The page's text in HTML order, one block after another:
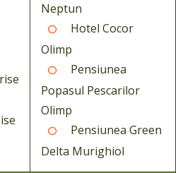
Neptun
Hotel Cocor
Olimp
Pensiunea
Popasul Pescarilor
Olimp
Pensiunea Green
Delta Murighiol